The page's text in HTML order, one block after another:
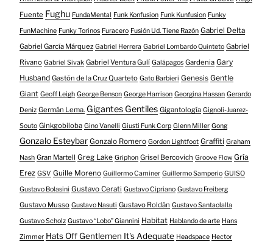
Fuente Fughu FundaMental Funk Konfusion Funk Kunfusion Funky
FunMachine Funky Torinos Furacero Fusión Ud. Tiene Razón Gabriel Delta
Gabriel García Márquez Gabriel Herrera Gabriel Lombardo Quinteto Gabriel
Rivano Gabriel Sivak Gabriel Ventura Gulí Galápagos Gardenia Gary
Husband Gastón de la Cruz Quarteto Gato Barbieri Genesis Gentle
Giant Geoff Leigh George Benson George Harrison Georgina Hassan Gerardo
Deniz Germán Lema. Gigantes Gentiles Gigantología Gignoli-Juarez-
Souto Ginkgobiloba Gino Vanelli Giusti Funk Corp Glenn Miller Gong
Gonzalo Esteybar Gonzalo Romero Gordon Lightfoot Graffiti Graham
Nash Gran Martell Greg Lake Griphon Grisel Bercovich Groove Flow Gría
Erez GSV Guille Moreno Guillermo Caminer Guillermo Samperio GUISO
Gustavo Bolasini Gustavo Cerati Gustavo Cipriano Gustavo Freiberg
Gustavo Musso Gustavo Nasuti Gustavo Roldán Gustavo Santaolalla
Gustavo Scholz Gustavo “Lobo” Giannini Habitat Hablando de arte Hans
Zimmer Hats Off Gentlemen It's Adequate Headspace Hector